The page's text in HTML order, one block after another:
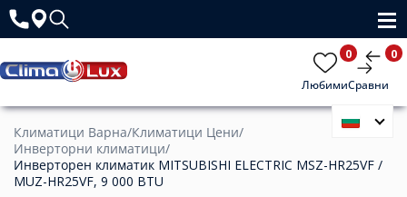
Любими
0
Сравни
0
Климатици Варна/Климатици Цени/
Инверторни климатици/
Инверторен климатик MITSUBISHI ELECTRIC MSZ-HR25VF /
MUZ-HR25VF, 9 000 BTU